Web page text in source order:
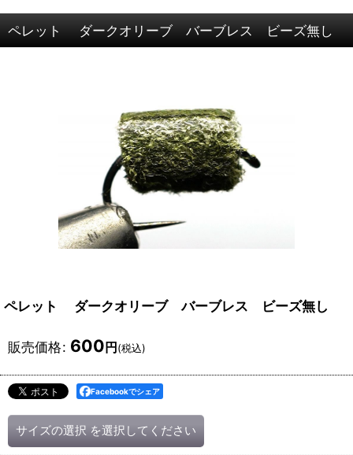
ペレット ダークオリーブ バーブレス ビーズ無し
ペレット ダークオリーブ バーブレス ビーズ無し
販売価格: 600 円 (税込)
Facebookでシェア
サイズの選択 を選択してください